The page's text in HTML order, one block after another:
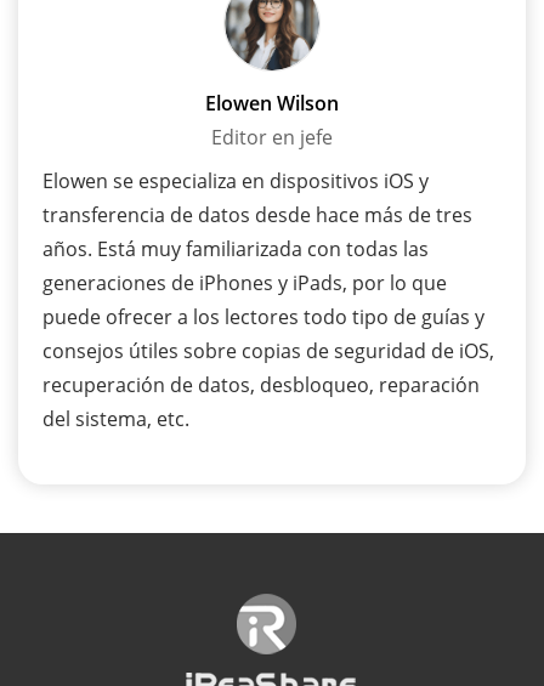
Elowen Wilson
Editor en jefe
Elowen se especializa en dispositivos iOS y
transferencia de datos desde hace más de tres
años. Está muy familiarizada con todas las
generaciones de iPhones y iPads, por lo que
puede ofrecer a los lectores todo tipo de guías y
consejos útiles sobre copias de seguridad de iOS,
recuperación de datos, desbloqueo, reparación
del sistema, etc.